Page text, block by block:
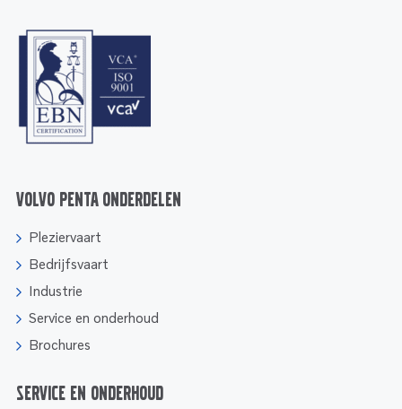
Volvo Penta onderdelen
Pleziervaart
Bedrijfsvaart
Industrie
Service en onderhoud
Brochures
Service en onderhoud